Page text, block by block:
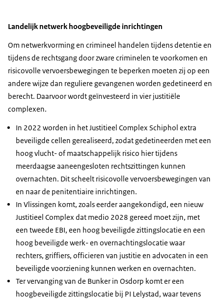
Landelijk netwerk hoogbeveiligde inrichtingen
Om netwerkvorming en crimineel handelen tijdens detentie en
tijdens de rechtsgang door zware criminelen te voorkomen en
risicovolle vervoersbewegingen te beperken moeten zij op een
andere wijze dan reguliere gevangenen worden gedetineerd en
berecht. Daarvoor wordt geïnvesteerd in vier justitiële
complexen.
In 2022 worden in het Justitieel Complex Schiphol extra
beveiligde cellen gerealiseerd, zodat gedetineerden met een
hoog vlucht- of maatschappelijk risico hier tijdens
meerdaagse aaneengesloten rechtszittingen kunnen
overnachten. Dit scheelt risicovolle vervoersbewegingen van
en naar de penitentiaire inrichtingen.
In Vlissingen komt, zoals eerder aangekondigd, een nieuw
Justitieel Complex dat medio 2028 gereed moet zijn, met
een tweede EBI, een hoog beveiligde zittingslocatie en een
hoog beveiligde werk- en overnachtingslocatie waar
rechters, griffiers, officieren van justitie en advocaten in een
beveiligde voorziening kunnen werken en overnachten.
Ter vervanging van de Bunker in Osdorp komt er een
hoogbeveiligde zittingslocatie bij PI Lelystad, waar tevens